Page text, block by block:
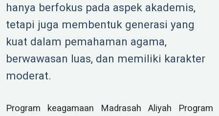
hanya berfokus pada aspek akademis,
tetapi juga membentuk generasi yang
kuat dalam pemahaman agama,
berwawasan luas, dan memiliki karakter
moderat.
Program keagamaan Madrasah Aliyah Program